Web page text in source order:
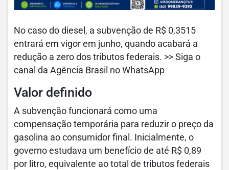
No caso do diesel, a subvenção de R$ 0,3515
entrará em vigor em junho, quando acabará a
redução a zero dos tributos federais. >> Siga o
canal da Agência Brasil no WhatsApp
Valor definido
A subvenção funcionará como uma
compensação temporária para reduzir o preço da
gasolina ao consumidor final. Inicialmente, o
governo estudava um benefício de até R$ 0,89
por litro, equivalente ao total de tributos federais